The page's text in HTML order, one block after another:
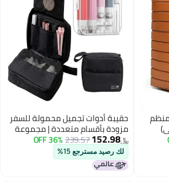
حقيبة أدوات تجميل محمولة للسفر
مزودة بأقسام متعددة | مجموعة
زجاجات مانعة للتسرب ومنظم
معلق مقاوم للماء للرجال والنساء |
سعة كبيرة لمستحضرات التجميل،
ومستلزمات الشاطئ، وأدوات
152.98
239.57
36% OFF
لك رصيد مسترجع 15%